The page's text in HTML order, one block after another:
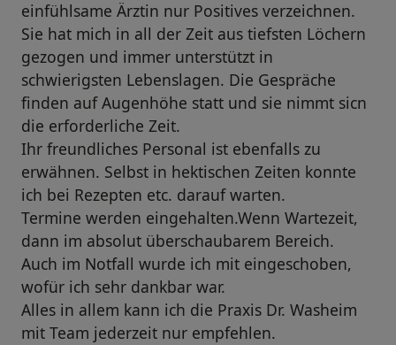
einfühlsame Ärztin nur Positives verzeichnen.
Sie hat mich in all der Zeit aus tiefsten Löchern
gezogen und immer unterstützt in
schwierigsten Lebenslagen. Die Gespräche
finden auf Augenhöhe statt und sie nimmt sicn
die erforderliche Zeit.
Ihr freundliches Personal ist ebenfalls zu
erwähnen. Selbst in hektischen Zeiten konnte
ich bei Rezepten etc. darauf warten.
Termine werden eingehalten.Wenn Wartezeit,
dann im absolut überschaubarem Bereich.
Auch im Notfall wurde ich mit eingeschoben,
wofür ich sehr dankbar war.
Alles in allem kann ich die Praxis Dr. Washeim
mit Team jederzeit nur empfehlen.